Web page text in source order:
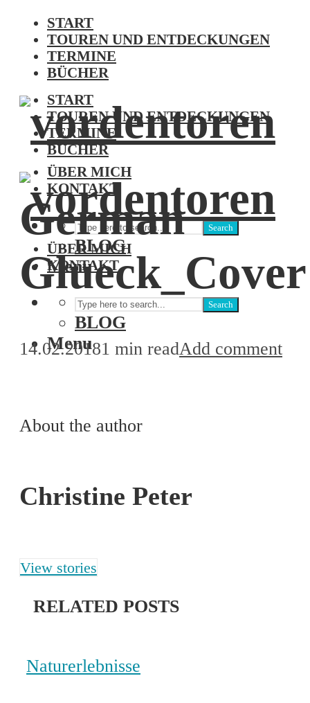
START
TOUREN UND ENTDECKUNGEN
TERMINE
BÜCHER
ÜBER MICH
KONTAKT
Search
BLOG
Menu
START
TOUREN UND ENTDECKUNGEN
TERMINE
BÜCHER
ÜBER MICH
KONTAKT
Search
BLOG
Menu
German
Glueck_Cover
14.02.20181 min readAdd comment
About the author
Christine Peter
View stories
RELATED POSTS
Naturerlebnisse